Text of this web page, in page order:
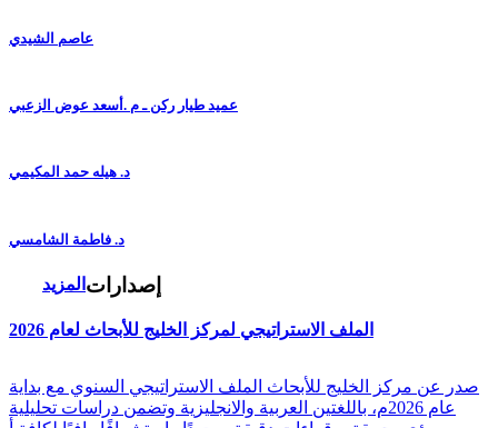
عاصم الشيدي
عميد طيار ركن ـ م .أسعد عوض الزعبي
د. هيله حمد المكيمي
د. فاطمة الشامسي
المزيد إصدارات
الملف الاستراتيجي لمركز الخليج للأبحاث لعام 2026
صدر عن مركز الخليج للأبحاث الملف الاستراتيجي السنوي مع بداية
عام 2026م، باللغتين العربية والانجليزية وتضمن دراسات تحليلية